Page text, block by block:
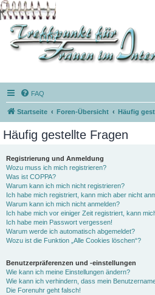
FAQ
Startseite Foren-Übersicht Häufig
Häufig gestellte Fragen
Registrierung und Anmeldung
Wozu muss ich mich registrieren?
Was ist COPPA?
Warum kann ich mich nicht registrieren?
Ich habe mich registriert, kann mich aber nicht
Warum kann ich mich nicht anmelden?
Ich habe mich vor einiger Zeit registriert, kann
Ich habe mein Passwort vergessen!
Warum werde ich automatisch abgemeldet?
Wozu ist die Funktion „Alle Cookies löschen“?
Benutzerpräferenzen und -einstellungen
Wie kann ich meine Einstellungen ändern?
Wie kann ich verhindern, dass mein
Die Forenuhr geht falsch!